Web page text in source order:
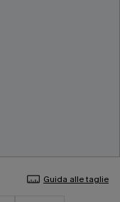
Guida alle taglie